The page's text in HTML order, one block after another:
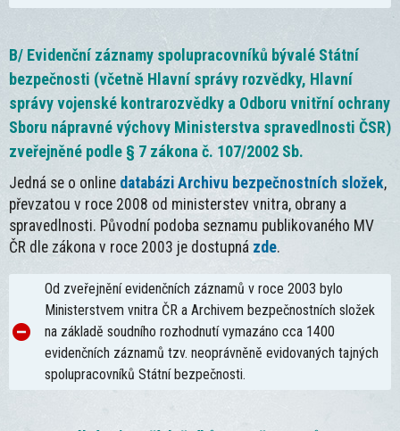
B/ Evidenční záznamy spolupracovníků bývalé Státní
bezpečnosti (včetně Hlavní správy rozvědky, Hlavní
správy vojenské kontrarozvědky a Odboru vnitřní ochrany
Sboru nápravné výchovy Ministerstva spravedlnosti ČSR)
zveřejněné podle § 7 zákona č. 107/2002 Sb.
Jedná se o online databázi Archivu bezpečnostních složek,
převzatou v roce 2008 od ministerstev vnitra, obrany a
spravedlnosti. Původní podoba seznamu publikovaného MV
ČR dle zákona v roce 2003 je dostupná zde.
Od zveřejnění evidenčních záznamů v roce 2003 bylo
Ministerstvem vnitra ČR a Archivem bezpečnostních složek
na základě soudního rozhodnutí vymazáno cca 1400
evidenčních záznamů tzv. neoprávněně evidovaných tajných
spolupracovníků Státní bezpečnosti.